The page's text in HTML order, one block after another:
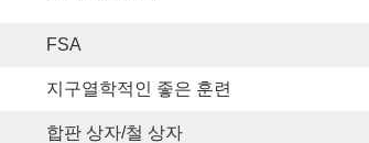
FSA
지구열학적인 좋은 훈련
합판 상자/철 상자